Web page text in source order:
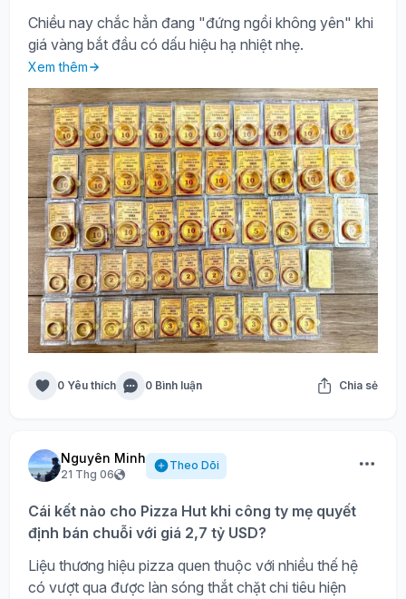
Chiều nay chắc hẳn đang "đứng ngồi không yên" khi
giá vàng bắt đầu có dấu hiệu hạ nhiệt nhẹ.
Xem thêm
0 Yêu thích 0 Bình luận Chia sẻ
Nguyên Minh
21 Thg 06
Theo Dõi
Cái kết nào cho Pizza Hut khi công ty mẹ quyết
định bán chuỗi với giá 2,7 tỷ USD?
Liệu thương hiệu pizza quen thuộc với nhiều thế hệ
có vượt qua được làn sóng thắt chặt chi tiêu hiện